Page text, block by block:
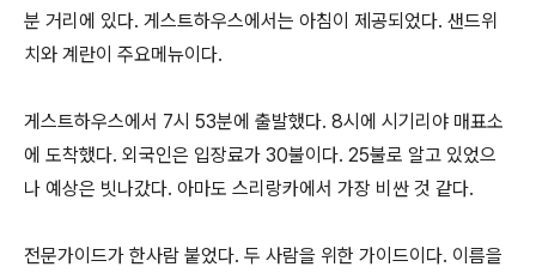
분 거리에 있다. 게스트하우스에서는 아침이 제공되었다. 샌드위
치와 계란이 주요메뉴이다.
게스트하우스에서 7시 53분에 출발했다. 8시에 시기리야 매표소
에 도착했다. 외국인은 입장료가 30불이다. 25불로 알고 있었으
나 예상은 빗나갔다. 아마도 스리랑카에서 가장 비싼 것 같다.
전문가이드가 한사람 붙었다. 두 사람을 위한 가이드이다. 이름을